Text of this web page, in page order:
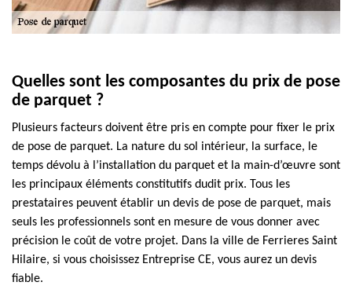
Quelles sont les composantes du prix de pose
de parquet ?
Plusieurs facteurs doivent être pris en compte pour fixer le prix
de pose de parquet. La nature du sol intérieur, la surface, le
temps dévolu à l’installation du parquet et la main-d’œuvre sont
les principaux éléments constitutifs dudit prix. Tous les
prestataires peuvent établir un devis de pose de parquet, mais
seuls les professionnels sont en mesure de vous donner avec
précision le coût de votre projet. Dans la ville de Ferrieres Saint
Hilaire, si vous choisissez Entreprise CE, vous aurez un devis
fiable.